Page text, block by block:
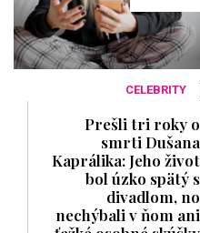
CELEBRITY
Prešli tri roky o
smrti Dušana
Kaprálika: Jeho život
bol úzko spätý s
divadlom, no
nechýbali v ňom ani